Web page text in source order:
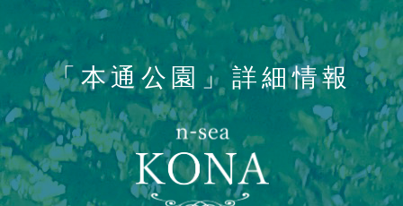
「本通公園」詳細情報